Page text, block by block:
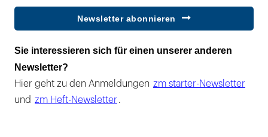
Newsletter abonnieren
Sie interessieren sich für einen unserer anderen
Newsletter?
Hier geht zu den Anmeldungen zm starter-Newsletter
und zm Heft-Newsletter .